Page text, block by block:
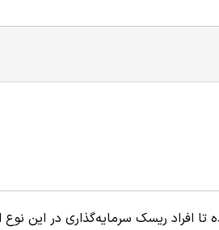
افراد ریسک سرمایه‌گذاری در این نوع